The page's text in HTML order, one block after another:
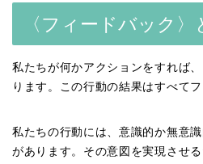
〈フィードバック〉
私たちが何かアクションをすれば
ります。この行動の結果はすべて
私たちの行動には、意識的か無意
があります。その意図を実現させ